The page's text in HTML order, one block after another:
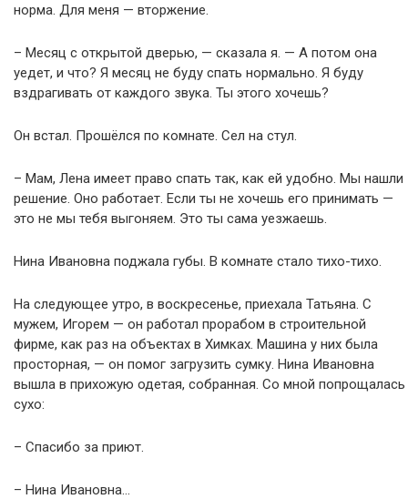
норма. Для меня — вторжение.
– Месяц с открытой дверью, — сказала я. — А потом она
уедет, и что? Я месяц не буду спать нормально. Я буду
вздрагивать от каждого звука. Ты этого хочешь?
Он встал. Прошёлся по комнате. Сел на стул.
– Мам, Лена имеет право спать так, как ей удобно. Мы нашли
решение. Оно работает. Если ты не хочешь его принимать —
это не мы тебя выгоняем. Это ты сама уезжаешь.
Нина Ивановна поджала губы. В комнате стало тихо-тихо.
На следующее утро, в воскресенье, приехала Татьяна. С
мужем, Игорем — он работал прорабом в строительной
фирме, как раз на объектах в Химках. Машина у них была
просторная, — он помог загрузить сумку. Нина Ивановна
вышла в прихожую одетая, собранная. Со мной попрощалась
сухо:
– Спасибо за приют.
– Нина Ивановна…